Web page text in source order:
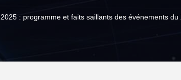
: programme et faits saillants des événements du